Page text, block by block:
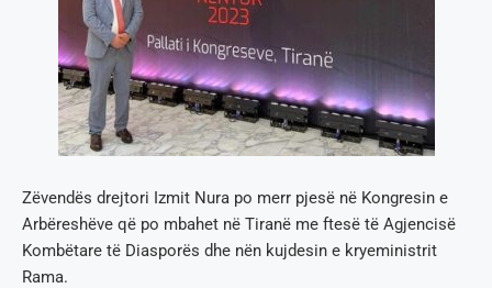
Zëvendës drejtori Izmit Nura po merr pjesë në Kongresin e
Arbëreshëve që po mbahet në Tiranë me ftesë të Agjencisë
Kombëtare të Diasporës dhe nën kujdesin e kryeministrit
Rama.